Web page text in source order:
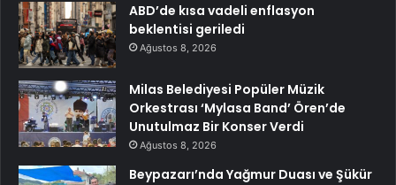
ABD’de kısa vadeli enflasyon
beklentisi geriledi
Ağustos 8, 2026
Milas Belediyesi Popüler Müzik
Orkestrası ‘Mylasa Band’ Ören’de
Unutulmaz Bir Konser Verdi
Ağustos 8, 2026
Beypazarı’nda Yağmur Duası ve Şükür